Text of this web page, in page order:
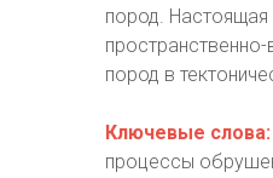
пород.
пород в
Ключевые слова:
процессы